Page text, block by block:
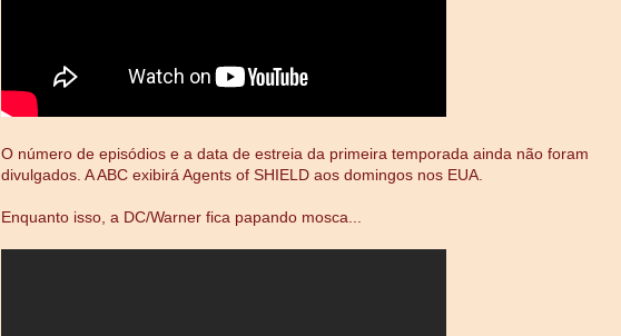
O número de episódios e a data de estreia da primeira temporada ainda não foram
divulgados. A ABC exibirá Agents of SHIELD aos domingos nos EUA.
Enquanto isso, a DC/Warner fica papando mosca...